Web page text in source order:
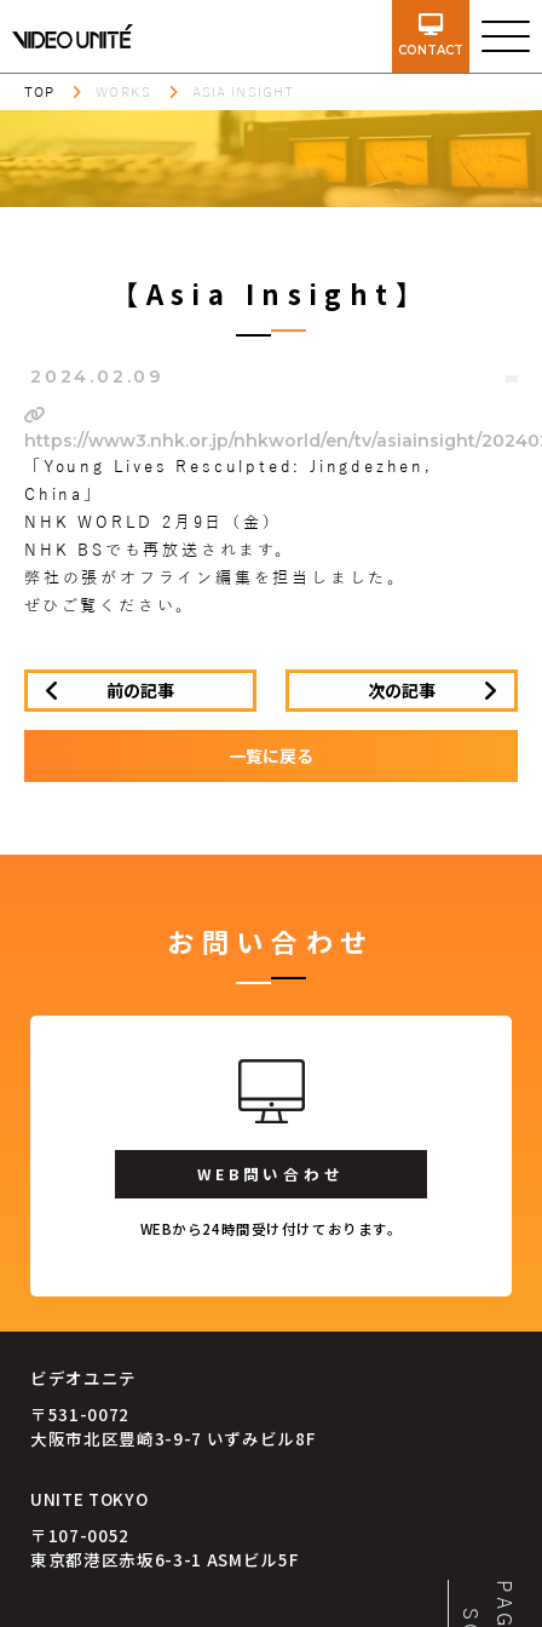
CONTACT
TOP WORKS ASIA INSIGHT
【Asia Insight】
2024.02.09
https://www3.nhk.or.jp/nhkworld/en/tv/asiainsight/
「Young Lives Resculpted: Jingdezhen,
China」
NHK WORLD 2月9日（金）
NHK BSでも再放送されます。
弊社の張がオフライン編集を担当しました。
ぜひご覧ください。
前の記事 次の記事
一覧に戻る
お問い合わせ
WEB問い合わせ
WEBから24時間受け付けております。
ビデオユニテ
〒531-0072
大阪市北区豊崎3-9-7 いずみビル8F
UNITE TOKYO
〒107-0052
東京都港区赤坂6-3-1 ASMビル5F